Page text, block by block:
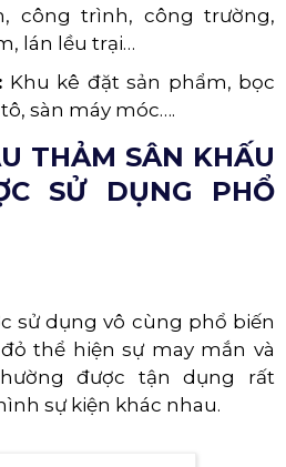
công trình, công trường,
lán lều trại…
Khu kê đặt sản phẩm, bọc
sàn máy móc….
THẢM SÂN KHẤU
SỬ DỤNG PHỔ
sử dụng vô cùng phổ biến
thể hiện sự may mắn và
được tận dụng rất
sự kiện khác nhau.